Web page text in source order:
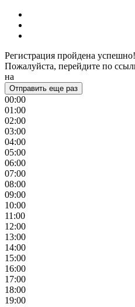
Регистрация пройдена успешно!
Пожалуйста, перейдите по
на
Отправить еще раз
00:00
01:00
02:00
03:00
04:00
05:00
06:00
07:00
08:00
09:00
10:00
11:00
12:00
13:00
14:00
15:00
16:00
17:00
18:00
19:00